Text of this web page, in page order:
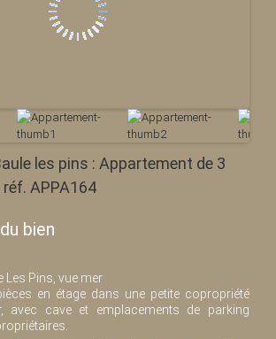
les pins : Appartement de 3
réf. APPA164
bien
Les Pins, vue mer
en étage dans une petite copropriété
avec cave et emplacements de parking